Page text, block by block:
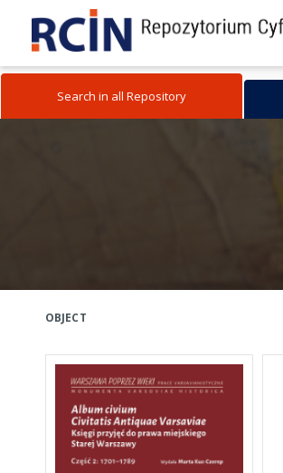
Search in all Repository
OBJECT